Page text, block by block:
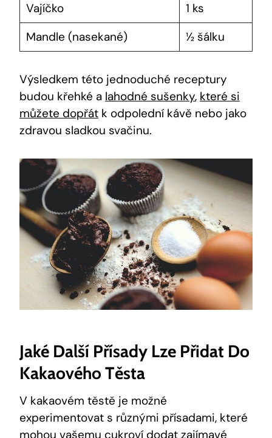
Vajíčko
1⁣ ks
Mandle ⁢(nasekané)
½ šálku
Výsledkem této jednoduché receptury
budou křehké a lahodné sušenky, které si
můžete dopřát ⁢k ⁢odpolední kávě nebo jako
zdravou sladkou svačinu.
Jaké Další Přísady Lze Přidat ​do
⁢kakaového​ Těsta
V kakaovém těstě‍ je možné
experimentovat s⁢ různými přísadami, ⁢které
mohou vašemu cukroví dodat zajímavé